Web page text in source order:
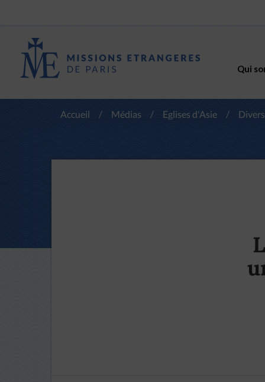
Qui
Accueil / Médias / Eglises d'Asie /